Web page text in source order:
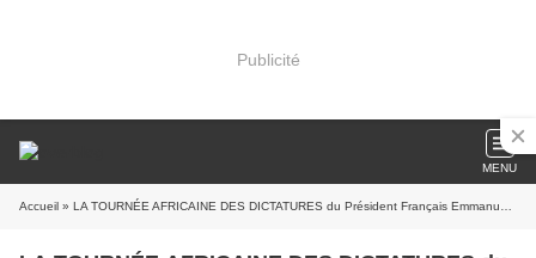
Publicité
MENU
Accueil » LA TOURNÉE AFRICAINE DES DICTATURES du Président Français Emmanuel MACRON